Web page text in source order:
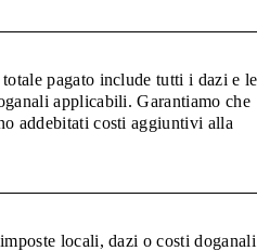
pagato include tutti i dazi e le
applicabili. Garantiamo che
addebitati costi aggiuntivi alla
locali, dazi o costi doganali